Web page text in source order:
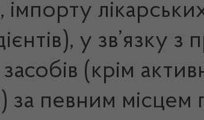
у зв’язку з
засобів (крім
за певним